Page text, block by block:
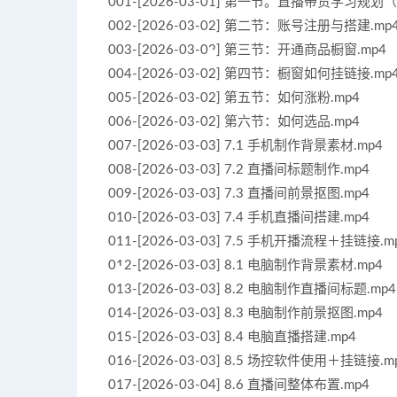
002-[2026-03-02] 第二节：账号注册与搭建
003-[2026-03-02] 第三节：开通商品橱窗.mp4
004-[2026-03-02] 第四节：橱窗如何挂链接
005-[2026-03-02] 第五节：如何涨粉.mp4
006-[2026-03-02] 第六节：如何选品.mp4
007-[2026-03-03] 7.1 手机制作背景素材.mp4
008-[2026-03-03] 7.2 直播间标题制作.mp4
009-[2026-03-03] 7.3 直播间前景抠图.mp4
010-[2026-03-03] 7.4 手机直播间搭建.mp4
011-[2026-03-03] 7.5 手机开播流程＋挂链接
012-[2026-03-03] 8.1 电脑制作背景素材.mp4
013-[2026-03-03] 8.2 电脑制作直播间标题.mp4
014-[2026-03-03] 8.3 电脑制作前景抠图.mp4
015-[2026-03-03] 8.4 电脑直播搭建.mp4
016-[2026-03-03] 8.5 场控软件使用＋挂链接
017-[2026-03-04] 8.6 直播间整体布置.mp4